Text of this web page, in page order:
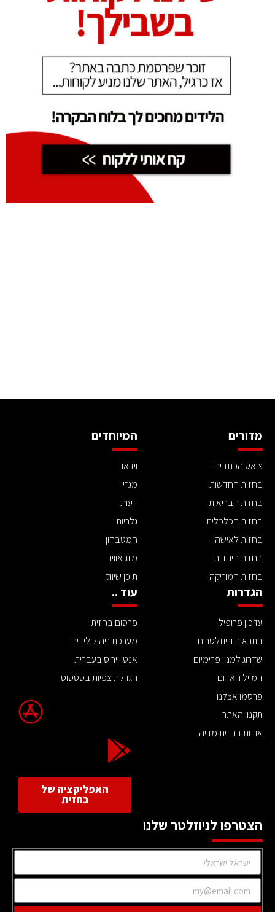
מדורים
צ'אט הכתבים
בחזית החדשות
בחזית הבריאות
בחזית הכלכלית
בחזית לאישה
בחזית היהדות
בחזית המוזיקה
המיוחדים
וידאו
מגזין
דעות
גלריות
המטבחון
מזג אוויר
תוכן שיווקי
הגדרות
עדכון פרופיל
התראות וניוזלטרים
שדרוג למנוי פרימיום
המייל האדום
פרסמו אצלנו
תקנון האתר
אודות בחזית מדיה
עוד ..
פרסום בחזית
מערכת ניהול לידים
אנטי וירוס בעברית
הגדלת צפיות בסטטוס
האפליקציה של
בחזית
הצטרפו לניוזלטר שלנו